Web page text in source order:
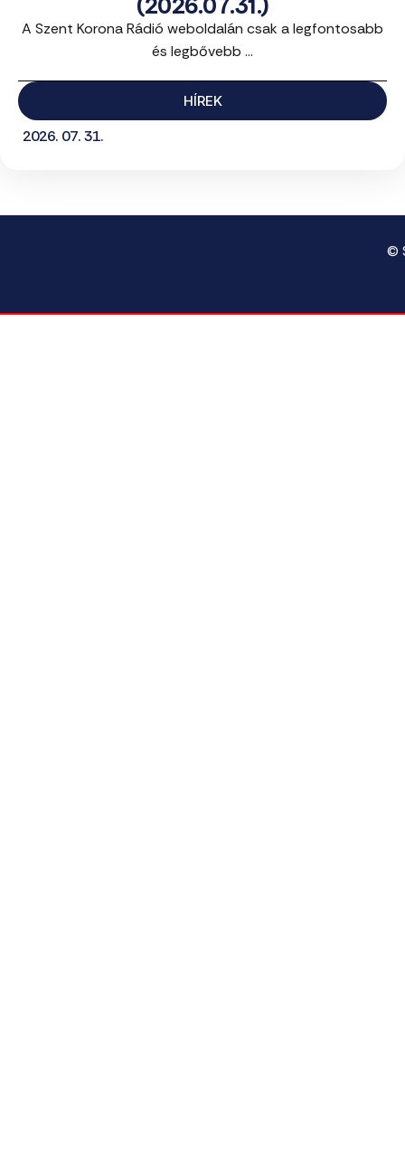
A Szent Korona Rádió weboldalán csak a legfontosabb
és legbővebb ...
HÍREK
2026. 07. 31.
©